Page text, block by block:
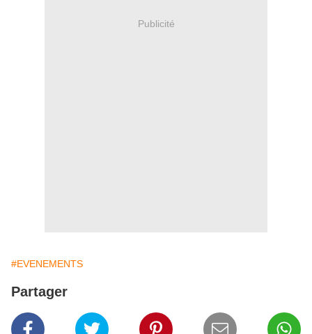
Publicité
#EVENEMENTS
Partager